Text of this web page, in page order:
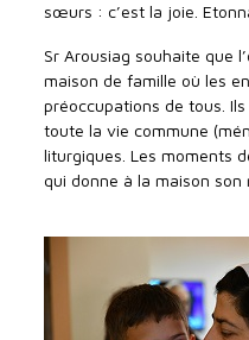
sœurs : c’est la joie.
Sr Arousiag souhaite que
maison de famille où les
préoccupations de tous.
toute la vie commune
liturgiques. Les moments
qui donne à la maison